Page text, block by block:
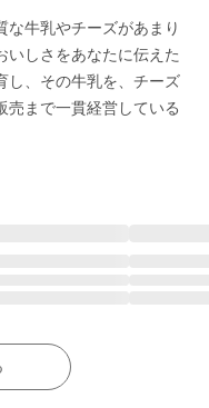
な牛乳やチーズがあまり
いしさをあなたに伝えた
し、その牛乳を、チーズ
売まで一貫経営している